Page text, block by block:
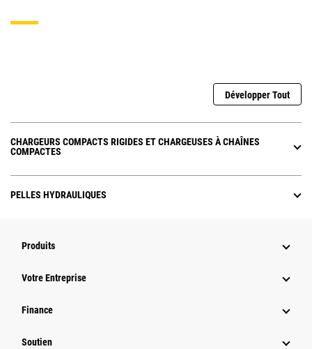
Développer Tout
CHARGEURS COMPACTS RIGIDES ET CHARGEUSES À CHAÎNES
COMPACTES
PELLES HYDRAULIQUES
Produits
Votre Entreprise
Finance
Soutien